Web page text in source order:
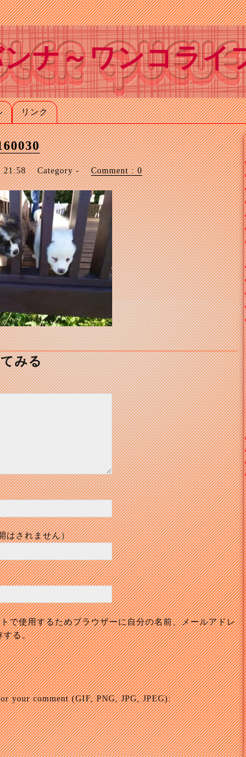
ナ～ワンコライ
リンク
21:58 Category - Comment : 0
みる
はされません）
で使用するためブラウザーに自分の名前、メールアドレ
する。
your comment (GIF, PNG, JPG, JPEG):